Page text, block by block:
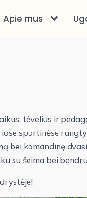
Apie mus
tėvelius ir
sportinėse
komandinę
su šeima bei